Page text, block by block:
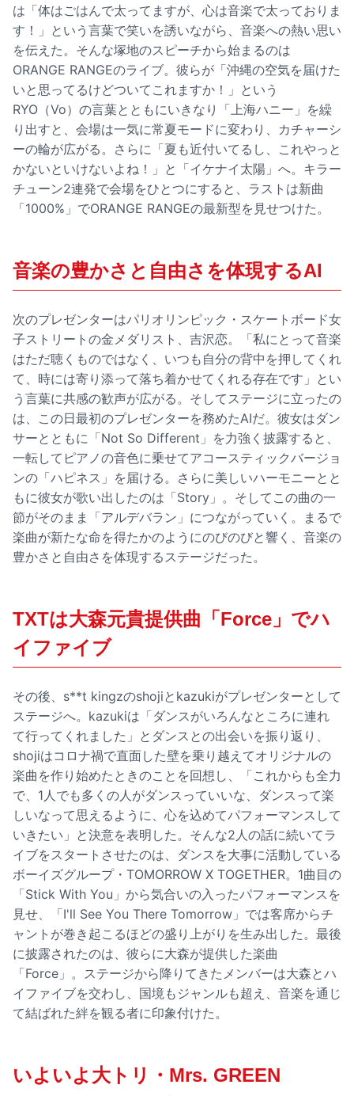
は「体はごはんで太ってますが、心は音楽で太っておりま
す！」という言葉で笑いを誘いながら、音楽への熱い思い
を伝えた。そんな塚地のスピーチから始まるのは
ORANGE RANGEのライブ。彼らが「沖縄の空気を届けた
いと思ってるけどついてこれますか！」という
RYO（Vo）の言葉とともにいきなり「上海ハニー」を繰
り出すと、会場は一気に常夏モードに変わり、カチャーシ
ーの輪が広がる。さらに「夏も近付いてるし、これやっと
かないといけないよね！」と「イケナイ太陽」へ。キラー
チューン2連発で会場をひとつにすると、ラストは新曲
「1000%」でORANGE RANGEの最新型を見せつけた。
音楽の豊かさと自由さを体現するAI
次のプレゼンターはパリオリンピック・スケートボード女
子ストリートの金メダリスト、吉沢恋。「私にとって音楽
はただ聴くものではなく、いつも自分の背中を押してくれ
て、時には寄り添って落ち着かせてくれる存在です」とい
う言葉に共感の歓声が広がる。そしてステージに立ったの
は、この日最初のプレゼンターを務めたAIだ。彼女はダン
サーとともに「Not So Different」を力強く披露すると、
一転してピアノの音色に乗せてアコースティックバージョ
ンの「ハピネス」を届ける。さらに美しいハーモニーとと
もに彼女が歌い出したのは「Story」。そしてこの曲の一
節がそのまま「アルデバラン」につながっていく。まるで
楽曲が新たな命を得たかのようにのびのびと響く、音楽の
豊かさと自由さを体現するステージだった。
TXTは大森元貴提供曲「Force」でハ
イファイブ
その後、s**t kingzのshojiとkazukiがプレゼンターとして
ステージへ。kazukiは「ダンスがいろんなところに連れ
て行ってくれました」とダンスとの出会いを振り返り、
shojiはコロナ禍で直面した壁を乗り越えてオリジナルの
楽曲を作り始めたときのことを回想し、「これからも全力
で、1人でも多くの人がダンスっていいな、ダンスって楽
しいなって思えるように、心を込めてパフォーマンスして
いきたい」と決意を表明した。そんな2人の話に続いてラ
イブをスタートさせたのは、ダンスを大事に活動している
ボーイズグループ・TOMORROW X TOGETHER。1曲目の
「Stick With You」から気合いの入ったパフォーマンスを
見せ、「I'll See You There Tomorrow」では客席からチ
ャントが巻き起こるほどの盛り上がりを生み出した。最後
に披露されたのは、彼らに大森が提供した楽曲
「Force」。ステージから降りてきたメンバーは大森とハ
イファイブを交わし、国境もジャンルも超え、音楽を通じ
て結ばれた絆を観る者に印象付けた。
いよいよ大トリ・Mrs. GREEN